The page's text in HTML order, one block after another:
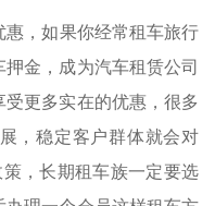
，如果你经常租车旅行
金，成为汽车租赁公司
更多实在的优惠，很多
，稳定客户群体就会对
，长期租车族一定要选